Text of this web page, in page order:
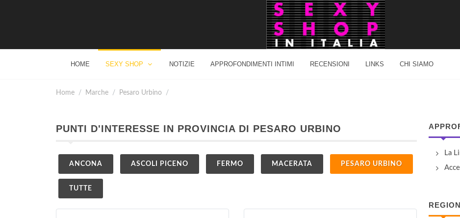
HOME SEXY SHOP NOTIZIE APPROFONDIMENTI INTIMI RECENSIONI LINKS CHI SIAMO
Home Marche Pesaro Urbino
PUNTI D'INTERESSE IN PROVINCIA DI PESARO URBINO
ANCONA ASCOLI PICENO FERMO MACERATA PESARO URBINO
TUTTE
La